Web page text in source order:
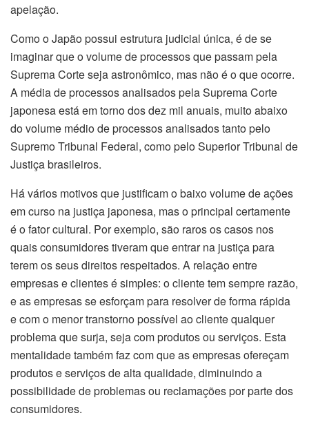
apelação.
Como o Japão possui estrutura judicial única, é de se
imaginar que o volume de processos que passam pela
Suprema Corte seja astronômico, mas não é o que ocorre.
A média de processos analisados pela Suprema Corte
japonesa está em torno dos dez mil anuais, muito abaixo
do volume médio de processos analisados tanto pelo
Supremo Tribunal Federal, como pelo Superior Tribunal de
Justiça brasileiros.
Há vários motivos que justificam o baixo volume de ações
em curso na justiça japonesa, mas o principal certamente
é o fator cultural. Por exemplo, são raros os casos nos
quais consumidores tiveram que entrar na justiça para
terem os seus direitos respeitados. A relação entre
empresas e clientes é simples: o cliente tem sempre razão,
e as empresas se esforçam para resolver de forma rápida
e com o menor transtorno possível ao cliente qualquer
problema que surja, seja com produtos ou serviços. Esta
mentalidade também faz com que as empresas ofereçam
produtos e serviços de alta qualidade, diminuindo a
possibilidade de problemas ou reclamações por parte dos
consumidores.